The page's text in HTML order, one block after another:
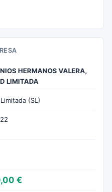
HERMANOS VALERA,
LIMITADA
(SL)
€